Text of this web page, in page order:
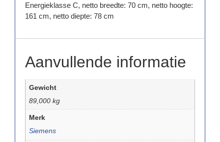
Energieklasse C, netto breedte: 70 cm, netto hoogte:
161 cm, netto diepte: 78 cm
Aanvullende informatie
Gewicht
89,000 kg
Merk
Siemens